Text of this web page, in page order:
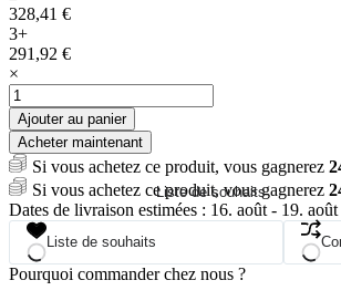
328,41 €
3+
291,92 €
×
quantité
de
sonnette
video
sans
fil
visiophone
sans
fil,interphone
video
Ajouter au panier
Acheter maintenant
Si vous achetez ce produit, vous gagnerez
Si vous achetez ce produit, vous gagnerez
Dates de livraison estimées : 16. août - 19. août
Liste de souhaits
Liste de souhaits
Pourquoi commander chez nous ?